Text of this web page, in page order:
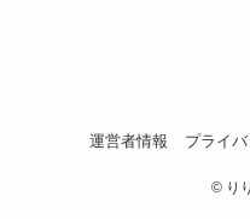
運営者情報 プライ
©り